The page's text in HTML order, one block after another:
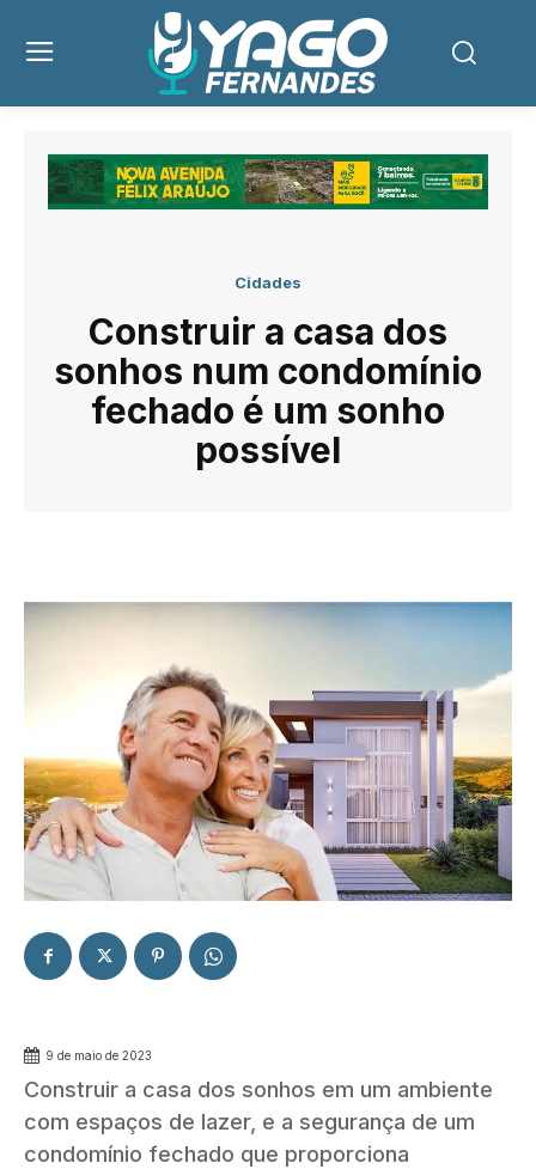
Cidades
Construir a casa dos
sonhos num condomínio
fechado é um sonho
possível
9 de maio de 2023
Construir a casa dos sonhos em um ambiente
com espaços de lazer, e a segurança de um
condomínio fechado que proporciona